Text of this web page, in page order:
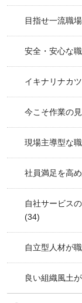
目指せ一流職
安全・安心な
イキナリナカ
今こそ作業の
現場主導型な
社員満足を高
自社サービス
(34)
自立型人材が
良い組織風土